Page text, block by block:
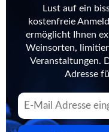
Lust auf ein
kostenfreie
ermöglicht Ihnen
Weinsorten,
Veranstaltungen.
Adresse